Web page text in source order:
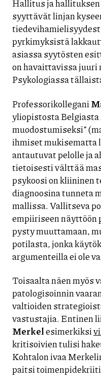
Hallitus ja
syyttävät linjan
pyrkimyksistä
asiassa syytösten
on havaittavissa
Psykologiassa
Professorikollegani
yliopistosta Belgiasta
muodostumiseksi”
ihmiset mukisematta
antautuvat pelolle ja
tietoisesti välttää
psykoosi on kliininen
diagnoosina tunneta
mallissa. Vallitseva
empiiriseen
pysty muuttamaan,
potilasta, jonka
argumenteilla ei ole
Toisaalta näen myös
patologisoinnin
valtioiden
vastustajia. Entinen
Merkelesimerkiksi
kritisoivien tulisi
Kohtalon ivaa
paitsi